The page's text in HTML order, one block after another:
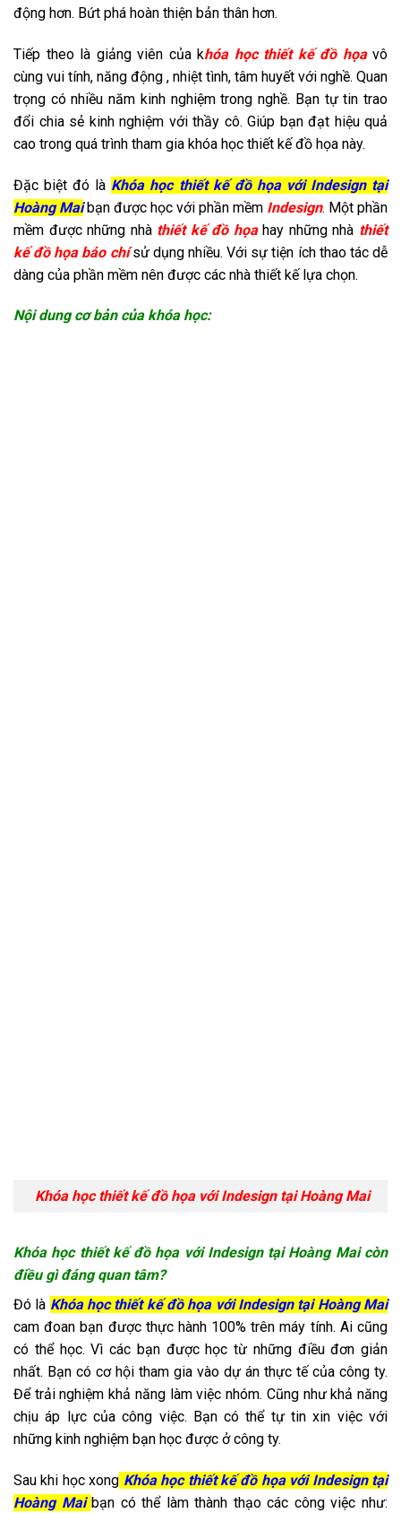
động hơn. Bứt phá hoàn thiện bản thân hơn.
Tiếp theo là giảng viên của khóa học thiết kế đồ họavô
cùng vui tính, năng động , nhiệt tình, tâm huyết với nghề. Quan
trọng có nhiều năm kinh nghiệm trong nghề. Bạn tự tin trao
đổi chia sẻ kinh nghiệm với thầy cô. Giúp bạn đạt hiệu quả
cao trong quá trình tham gia khóa học thiết kế đồ họa này.
Đặc biệt đó là Khóa học thiết kế đồ họa với Indesign tại
Hoàng Maibạn được học với phần mềm Indesign. Một phần
mềm được những nhà thiết kế đồ họahay những nhà thiết
kế đồ họa báo chí sử dụng nhiều. Với sự tiện ích thao tác dễ
dàng của phần mềm nên được các nhà thiết kế lựa chọn.
Nội dung cơ bản của khóa học:
Khóa học thiết kế đồ họa với Indesign tại Hoàng Mai
Khóa học thiết kế đồ họa với Indesign tại Hoàng Mai còn
điều gì đáng quan tâm?
Đó là Khóa học thiết kế đồ họa với Indesign tại Hoàng Mai
cam đoan bạn được thực hành 100% trên máy tính. Ai cũng
có thể học. Vì các bạn được học từ những điều đơn giản
nhất. Bạn có cơ hội tham gia vào dự án thực tế của công ty.
Để trải nghiệm khả năng làm việc nhóm. Cũng như khả năng
chịu áp lực của công việc. Bạn có thể tự tin xin việc với
những kinh nghiệm bạn học được ở công ty.
Sau khi học xong Khóa học thiết kế đồ họa với Indesign tại
Hoàng Maibạn có thể làm thành thạo các công việc như: